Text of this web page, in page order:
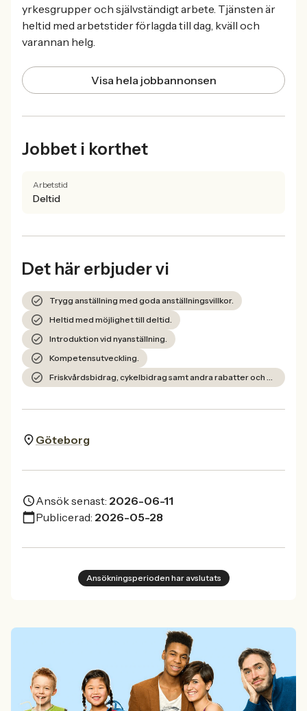
yrkesgrupper och självständigt arbete. Tjänsten är
heltid med arbetstider förlagda till dag, kväll och
varannan helg.
Visa hela jobbannonsen
Jobbet i korthet
Arbetstid
Deltid
Det här erbjuder vi
Trygg anställning med goda anställningsvillkor.
Heltid med möjlighet till deltid.
Introduktion vid nyanställning.
Kompetensutveckling.
Friskvårdsbidrag, cykelbidrag samt andra rabatter och erbjudanden.
Göteborg
Ansök senast: 2026-06-11
Publicerad: 2026-05-28
Ansökningsperioden har avslutats